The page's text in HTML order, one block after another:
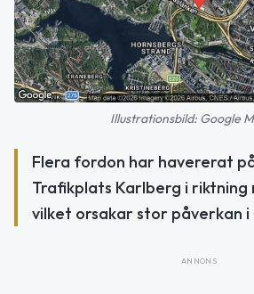
Illustrationsbild: Google
Flera fordon har havererat
Trafikplats Karlberg i
vilket orsakar stor påverkan
ANNONS